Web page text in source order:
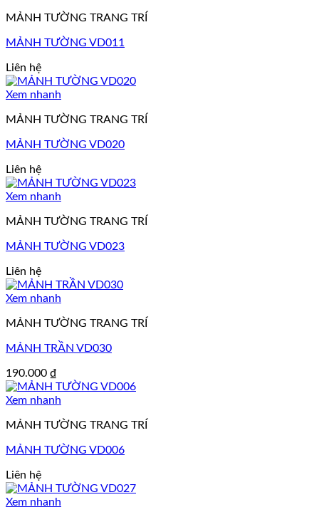
MẢNH TƯỜNG TRANG TRÍ
MẢNH TƯỜNG VD011
Liên hệ
Xem nhanh
MẢNH TƯỜNG TRANG TRÍ
MẢNH TƯỜNG VD020
Liên hệ
Xem nhanh
MẢNH TƯỜNG TRANG TRÍ
MẢNH TƯỜNG VD023
Liên hệ
Xem nhanh
MẢNH TƯỜNG TRANG TRÍ
MẢNH TRẦN VD030
190.000 ₫
Xem nhanh
MẢNH TƯỜNG TRANG TRÍ
MẢNH TƯỜNG VD006
Liên hệ
Xem nhanh